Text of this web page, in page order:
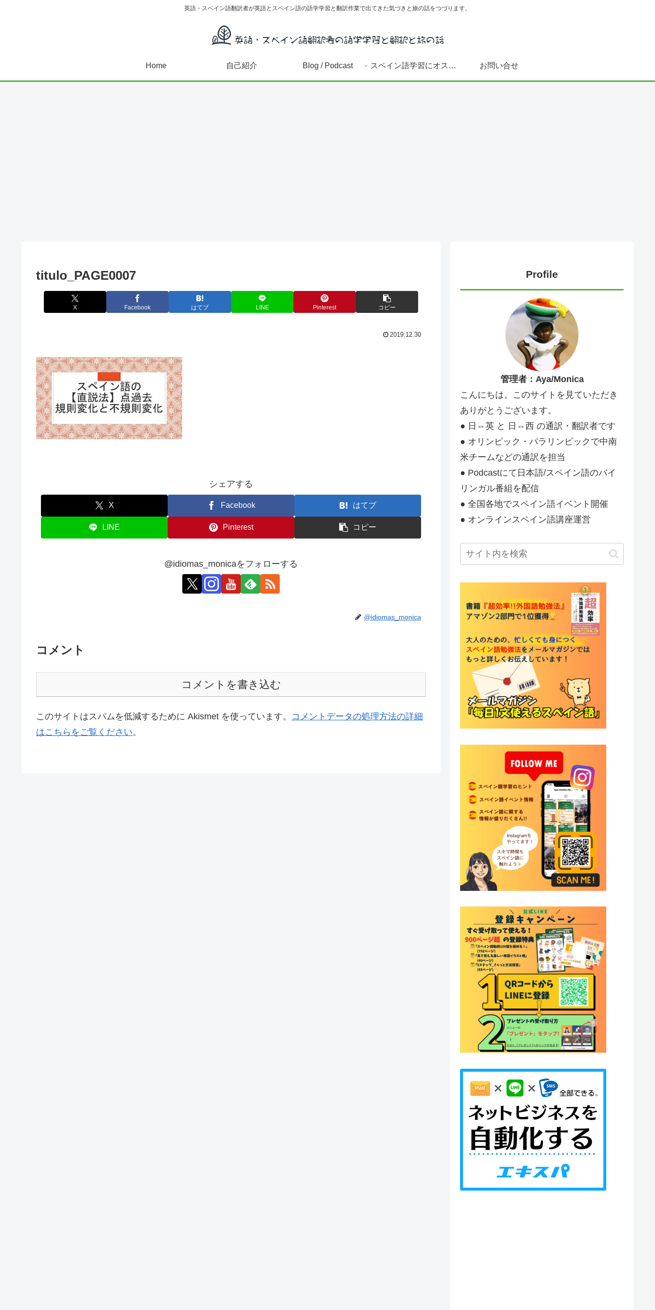
英語・スペイン語翻訳者が英語とスペイン語の語学学習と翻訳作業で出てきた気づきと旅の話をつづります。
Home 自己紹介 Blog / Podcast スペイン語学習にオススメ書籍(文法～DELE対策まで) お問い合せ
titulo_PAGE0007
X Facebook はてブ LINE Pinterest コピー
2019.12.30
シェアする
X Facebook はてブ
LINE Pinterest コピー
@idiomas_monicaをフォローする
@idiomas_monica
コメント
コメントを書き込む
このサイトはスパムを低減するために Akismet を使っています。 コメントデータの処理方法の詳細
はこちらをご覧ください。
Profile
管理者：Aya/Monica
こんにちは。このサイトを見ていただき
ありがとうございます。
● 日⇔英 と 日⇔西 の通訳・翻訳者です
● オリンピック・パラリンピックで中南
米チームなどの通訳を担当
● Podcastにて日本語/スペイン語のバイ
リンガル番組を配信
● 全国各地でスペイン語イベント開催
● オンラインスペイン語講座運営